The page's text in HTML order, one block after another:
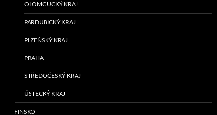
OLOMOUCKÝ KRAJ
PARDUBICKÝ KRAJ
PLZEŇSKÝ KRAJ
PRAHA
STŘEDOČESKÝ KRAJ
ÚSTECKÝ KRAJ
FINSKO